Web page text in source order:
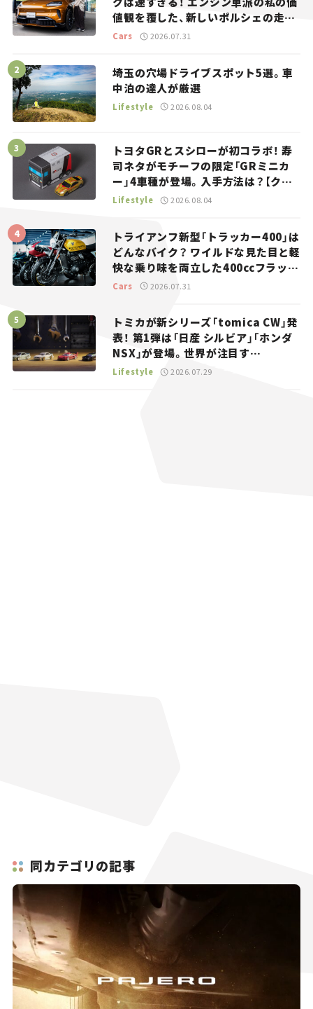
値観を覆した、新しいポルシェの走
り。
Cars 2026.07.31
埼玉の穴場ドライブスポット5選。車
中泊の達人が厳選
Lifestyle 2026.08.04
トヨタGRとスシローが初コラボ！ 寿
司ネタがモチーフの限定「GRミニカ
ー」4車種が登場。入手方法は？【クル
マとホビー】
Lifestyle 2026.08.04
トライアンフ新型「トラッカー400」は
どんなバイク？ ワイルドな見た目と軽
快な乗り味を両立した400ccフラット
トラッカー【試乗レビュー】
Cars 2026.07.31
トミカが新シリーズ「tomica CW」発
表！ 第1弾は「日産 シルビア」「ホンダ
NSX」が登場。世界が注目す
る“JDM”に焦点【クルマとホビー】
Lifestyle 2026.07.29
同カテゴリの記事